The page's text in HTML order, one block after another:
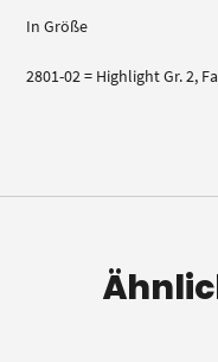
In Größe
2801-02 = Highlight Gr. 2,